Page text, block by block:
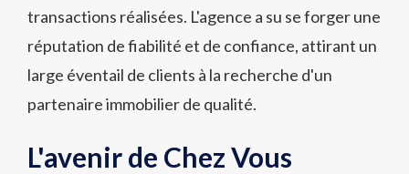
transactions réalisées. L'agence a su se forger une
réputation de fiabilité et de confiance, attirant un
large éventail de clients à la recherche d'un
partenaire immobilier de qualité.
L'avenir de Chez Vous